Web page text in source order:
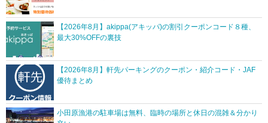
【2026年8月】akippa(アキッパ)の割引クーポンコード８種、
最大30%OFFの裏技
【2026年8月】軒先パーキングのクーポン・紹介コード・JAF
優待まとめ
小田原漁港の駐車場は無料、臨時の場所と休日の混雑＆分かり